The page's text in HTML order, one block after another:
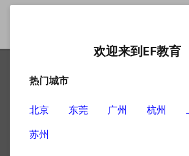
成人在线英语学习
家好
欢迎来到EF教育
热门城市
北京 东莞 广州 杭州
苏州